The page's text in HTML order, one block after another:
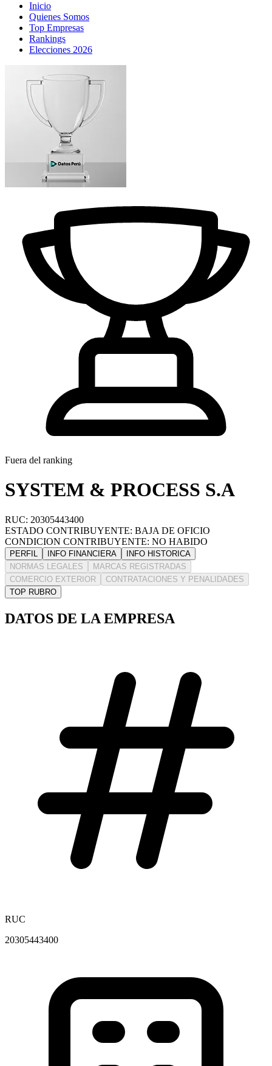
Inicio
Quienes Somos
Top Empresas
Rankings
Elecciones 2026
Fuera del ranking
SYSTEM & PROCESS S.A
RUC: 20305443400
ESTADO CONTRIBUYENTE: BAJA DE OFICIO
CONDICION CONTRIBUYENTE: NO HABIDO
PERFIL INFO FINANCIERA
INFO HISTORICA
NORMAS LEGALES
MARCAS REGISTRADAS
COMERCIO EXTERIOR
CONTRATACIONES Y PENALIDADES
TOP RUBRO
DATOS DE LA EMPRESA
RUC
20305443400